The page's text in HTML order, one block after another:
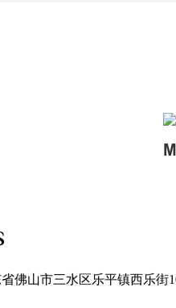
省佛山市三水区乐平镇西乐街